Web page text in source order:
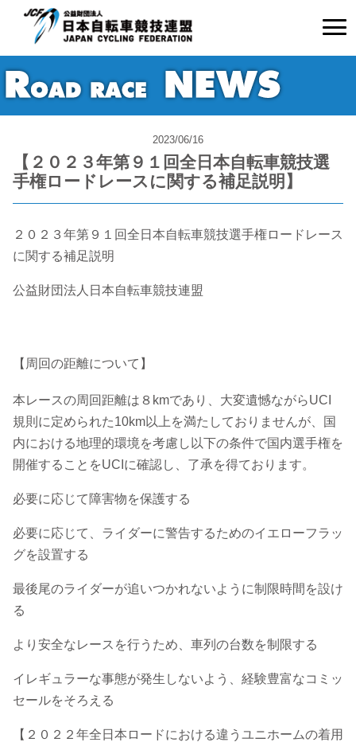
2023/06/16
【２０２３年第９１回全日本自転車競技選
手権ロードレースに関する補足説明】
２０２３年第９１回全日本自転車競技選手権ロードレース
に関する補足説明
公益財団法人日本自転車競技連盟
【周回の距離について】
本レースの周回距離は８kmであり、大変遺憾ながらUCI
規則に定められた10km以上を満たしておりませんが、国
内における地理的環境を考慮し以下の条件で国内選手権を
開催することをUCIに確認し、了承を得ております。
必要に応じて障害物を保護する
必要に応じて、ライダーに警告するためのイエローフラッ
グを設置する
最後尾のライダーが追いつかれないように制限時間を設け
る
より安全なレースを行うため、車列の台数を制限する
イレギュラーな事態が発生しないよう、経験豊富なコミッ
セールをそろえる
【２０２２年全日本ロードにおける違うユニホームの着用